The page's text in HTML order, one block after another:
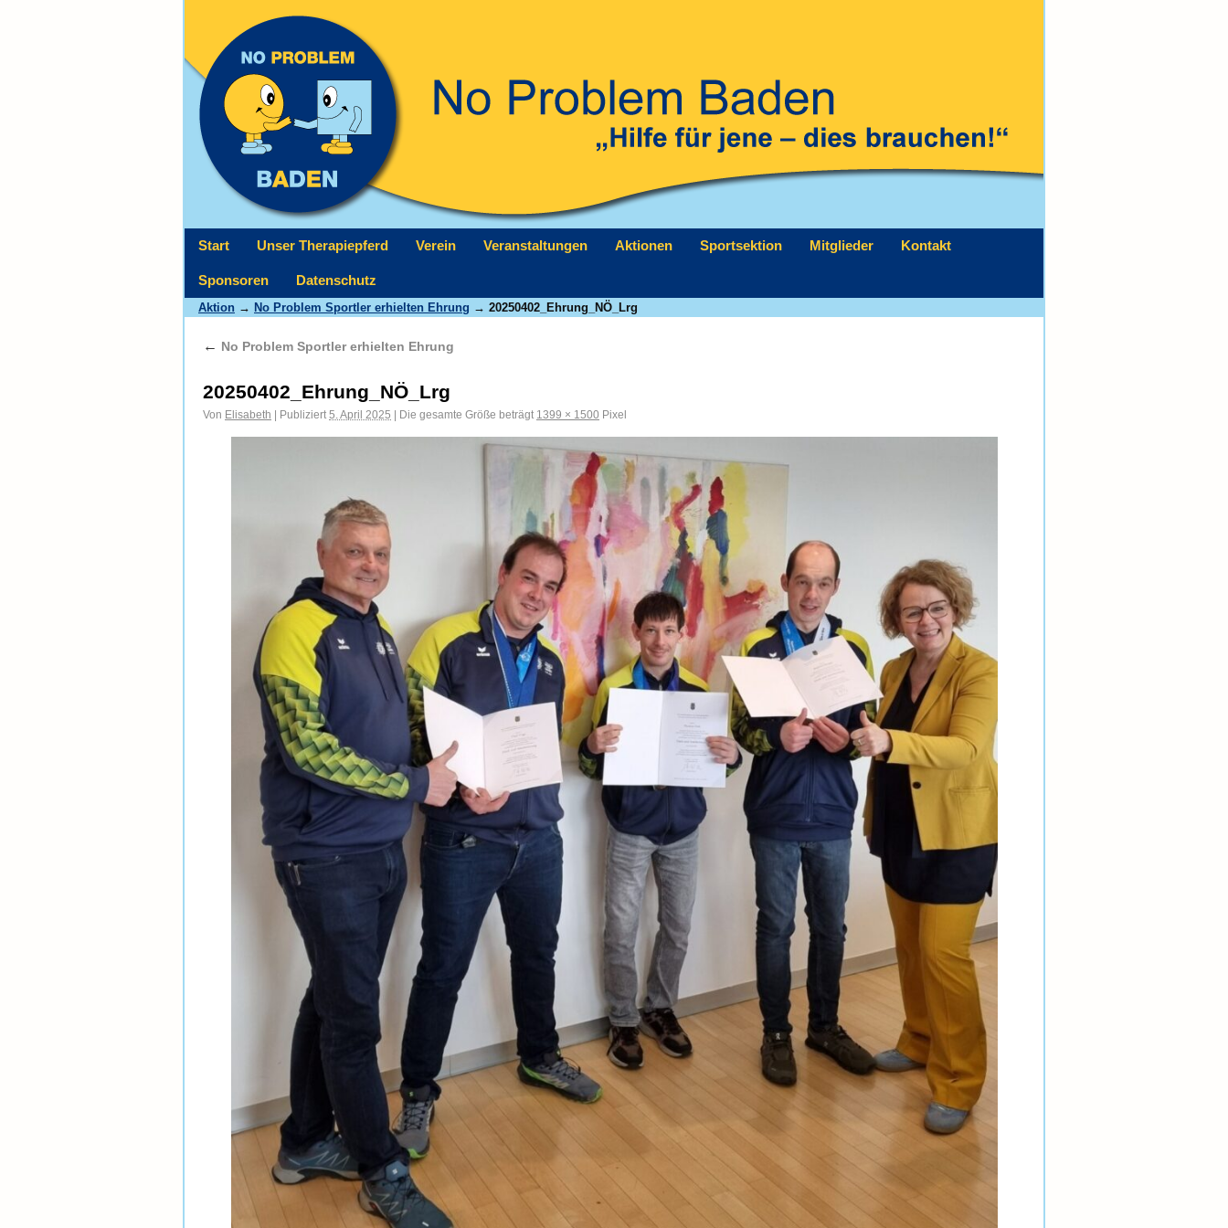
Start Unser Therapiepferd Verein Veranstaltungen Aktionen Sportsektion Mitglieder Kontakt
Sponsoren Datenschutz
Aktion → No Problem Sportler erhielten Ehrung → 20250402_Ehrung_NÖ_Lrg
← No Problem Sportler erhielten Ehrung
20250402_Ehrung_NÖ_Lrg
Von Elisabeth Publiziert 5. April 2025 Die gesamte Größe beträgt 1399 × 1500 Pixel